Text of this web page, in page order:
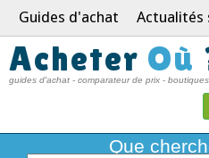
Guides d'achat Actualités
Acheter Où
guides d'achat - comparateur de prix - boutiques
Que